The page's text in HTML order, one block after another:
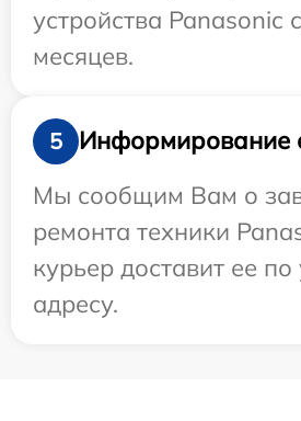
устройства Panasonic
месяцев.
5
Информирование
Мы сообщим Вам о
ремонта техники
курьер доставит ее
адресу.